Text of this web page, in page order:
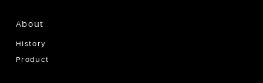
About
History
Product